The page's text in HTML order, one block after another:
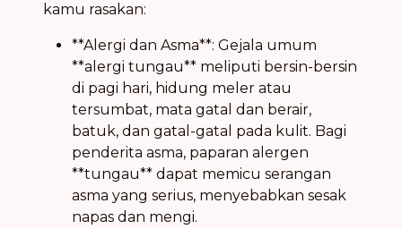
kamu rasakan:
**Alergi dan Asma**: Gejala umum
**alergi tungau** meliputi bersin-bersin
di pagi hari, hidung meler atau
tersumbat, mata gatal dan berair,
batuk, dan gatal-gatal pada kulit. Bagi
penderita asma, paparan alergen
**tungau** dapat memicu serangan
asma yang serius, menyebabkan sesak
napas dan mengi.